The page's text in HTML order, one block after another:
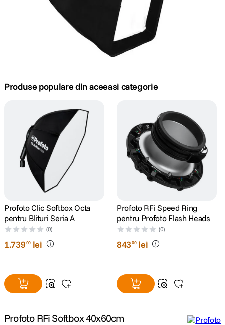
ulanzi
Produse populare din aceeasi categorie
Profoto Clic Softbox Octa
pentru Blituri Seria A
(0)
1.73900 lei
Profoto RFi Speed Ring
pentru Profoto Flash Heads
(0)
84300 lei
Profoto RFi Softbox 40x60cm